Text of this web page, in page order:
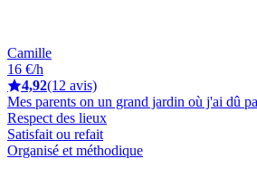
Camille
16 €/h
4,92(12 avis)
Mes parents on un grand jardin où j'ai dû
Respect des lieux
Satisfait ou refait
Organisé et méthodique